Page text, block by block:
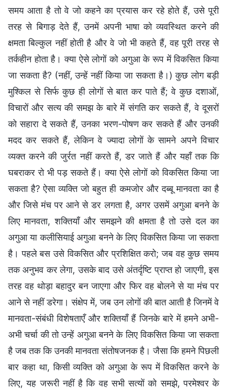
समय आता है तो वे जो कहने का प्रयास कर रहे होते हैं, उसे पूरी
तरह से बिगाड़ देते हैं, उनमें अपनी भाषा को व्यवस्थित करने की
क्षमता बिल्कुल नहीं होती है और वे जो भी कहते हैं, वह पूरी तरह से
तर्कहीन होता है। क्या ऐसे लोगों को अगुआ के रूप में विकसित किया
जा सकता है? (नहीं, उन्हें नहीं किया जा सकता है।) कुछ लोग बड़ी
मुश्किल से सिर्फ कुछ ही लोगों से बात कर पाते हैं; वे कुछ दशाओं,
विचारों और सत्य की समझ के बारे में संगति कर सकते हैं, वे दूसरों
को सहारा दे सकते हैं, उनका भरण-पोषण कर सकते हैं और उनकी
मदद कर सकते हैं, लेकिन वे ज्यादा लोगों के सामने अपने विचार
व्यक्त करने की जुर्रत नहीं करते हैं, डर जाते हैं और यहाँ तक कि
घबराकर रो भी पड़ सकते हैं। क्या ऐसे लोगों को विकसित किया जा
सकता है? ऐसा व्यक्ति जो बहुत ही कमजोर और दब्बू मानवता का है
और जिसे मंच पर आने से डर लगता है, अगर उसमें अगुआ बनने के
लिए मानवता, शक्तियाँ और समझने की क्षमता है तो उसे दल का
अगुआ या कलीसियाई अगुआ बनने के लिए विकसित किया जा सकता
है। पहले बस उसे विकसित और प्रशिक्षित करो; जब वह कुछ समय
तक अनुभव कर लेगा, उसके बाद उसे अंतर्दृष्टि प्राप्त हो जाएगी, इस
तरह वह थोड़ा बहादुर बन जाएगा और फिर वह बोलने से या मंच पर
आने से नहीं डरेगा। संक्षेप में, जब उन लोगों की बात आती है जिनमें वे
मानवता-संबंधी विशेषताएँ और शक्तियाँ हैं जिनके बारे में हमने अभी-
अभी चर्चा की तो उन्हें अगुआ बनने के लिए विकसित किया जा सकता
है जब तक कि उनकी मानवता संतोषजनक है। जैसा कि हमने पिछली
बार कहा था, किसी व्यक्ति को अगुआ के रूप में विकसित करने के
लिए, यह जरूरी नहीं है कि वह सभी सत्यों को समझे, परमेश्वर के